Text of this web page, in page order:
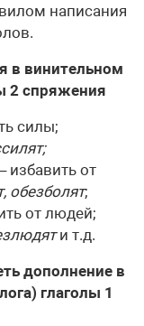
написания
в винительном
2 спряжения
силы;
избавить от
обезболят;
от людей;
и т.д.
дополнение в
глаголы 1